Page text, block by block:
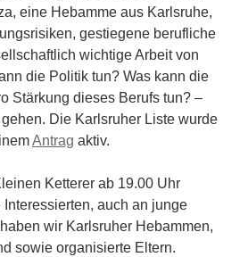
eine Hebamme aus Karlsruhe,
gestiegene berufliche
wichtige Arbeit von
die Politik tun? Was kann die
Stärkung dieses Berufs tun? –
Die Karlsruher Liste wurde
Antrag aktiv.
Ketterer ab 19.00 Uhr
auch an junge
wir Karlsruher Hebammen,
sowie organisierte Eltern.